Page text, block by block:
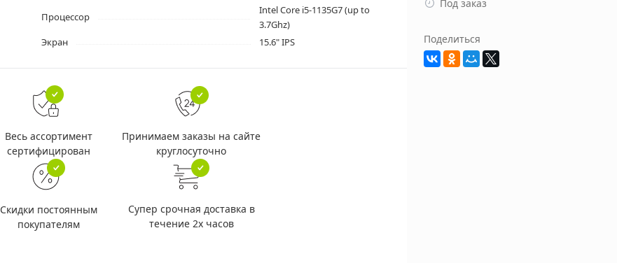
Процессор
Intel Core i5-1135G7 (up to
3.7Ghz)
Экран
15.6" IPS
Весь ассортимент
сертифицирован
Принимаем заказы на сайте
круглосуточно
Скидки постоянным
покупателям
Супер срочная доставка в
течение 2х часов
Под заказ
Поделиться